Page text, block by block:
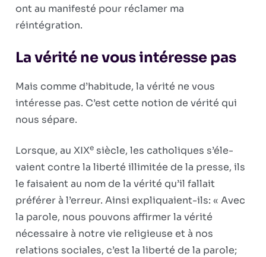
ont au manifesté pour réclamer ma
réintégration.
La vérité ne vous intéresse pas
Mais comme d’habitude, la vérité ne vous
intéresse pas. C’est cette notion de vérité qui
nous sépare.
Lorsque, au XIXesiècle, les catholiques s’éle­
vaient contre la liberté illimitée de la presse, ils
le faisaient au nom de la vérité qu’il fallait
préférer à l’erreur. Ainsi expliquaient-ils: « Avec
la parole, nous pouvons affirmer la vérité
nécessaire à notre vie religieuse et à nos
relations sociales, c’est la liberté de la parole;